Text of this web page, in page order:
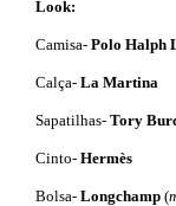
Look:
Camisa- Polo Halph
Calça- La Martina
Sapatilhas- Tory
Cinto- Hermès
Bolsa- Longchamp (